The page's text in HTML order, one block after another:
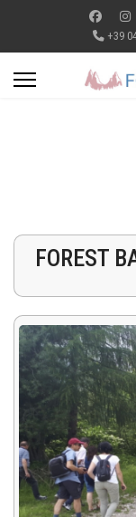
+39
FOREST